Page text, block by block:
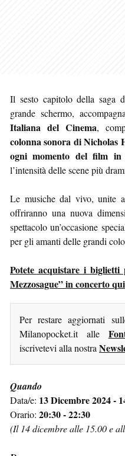
Il sesto capitolo della saga
grande schermo,
Italiana del Cinema,
colonna sonora di Nicholas
ogni momento del film in
l’intensità delle scene più
Le musiche dal vivo, unite
offriranno una nuova
spettacolo un’occasione
per gli amanti delle grandi
Potete acquistare i
Mezzosague” in concerto qui
Per restare aggiornati
Milanopocket.it alle
iscrivetevi alla nostra
Quando
Data/e: 13 Dicembre 2024 -
Orario: 20:30 - 22:30
(Il 14 dicembre alle 15.00 e